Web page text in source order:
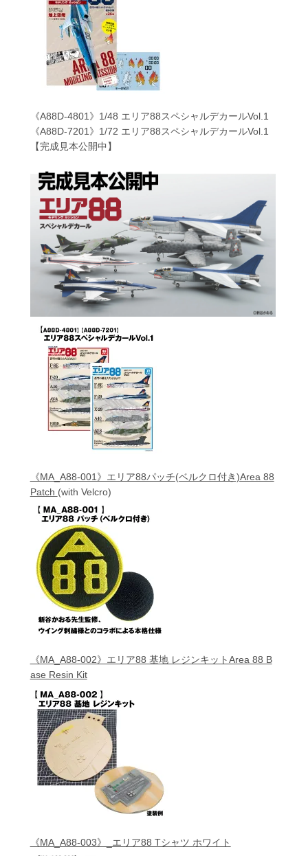
《A88D-4801》1/48 エリア88スペシャルデカールVol.1
《A88D-7201》1/72 エリア88スペシャルデカールVol.1
【完成見本公開中】
《MA_A88-001》エリア88パッチ(ベルクロ付き)Area 88
Patch (with Velcro)
《MA_A88-002》エリア88 基地 レジンキットArea 88 B
ase Resin Kit
《MA_A88-003》_エリア88 Tシャツ ホワイト